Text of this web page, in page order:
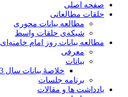
صفحه اصلی
حلقات مطالعاتی
مطالعه بیانات محوری
شبکه‌ی حلقات واسط
مطالعه بیانات روز امام خامنه‌ای
معرفی
بیانات
خلاصۀ بیانات سال 1403
برنامه جلسات
یادداشت ها و مقالات